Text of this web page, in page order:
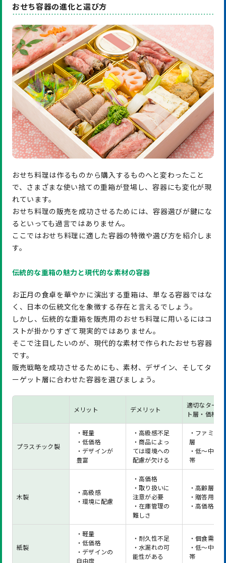
おせち容器の進化と選び方
おせち料理は作るものから購入するものへと変わったこと
で、さまざまな使い捨ての重箱が登場し、容器にも変化が現
れています。
おせち料理の販売を成功させるためには、容器選びが鍵にな
るといっても過言ではありません。
ここではおせち料理に適した容器の特徴や選び方を紹介しま
す。
伝統的な重箱の魅力と現代的な素材の容器
お正月の食卓を華やかに演出する重箱は、単なる容器ではな
く、日本の伝統文化を象徴する存在と言えるでしょう。
しかし、伝統的な重箱を販売用のおせち料理に用いるにはコ
ストが掛かりすぎて現実的ではありません。
そこで注目したいのが、現代的な素材で作られたおせち容器
です。
販売戦略を成功させるためにも、素材、デザイン、そしてタ
ーゲット層に合わせた容器を選びましょう。
メリット デメリット
適切なターゲ
ト層・価格帯
プラスチック製
・軽量
・低価格
・デザインが
豊富
・高級感不足
・商品によっ
ては環境への
配慮が欠ける
・ファミリー
層
・低～中価格
帯
木製
・高級感
・環境に配慮
・高価格
・取り扱いに
注意が必要
・在庫管理の
難しさ
・高齢層
・贈答用
・高価格帯
紙製
・軽量
・低価格
・デザインの
自由度
・耐久性不足
・水漏れの可
能性がある
・個食需要
・低～中価格
帯